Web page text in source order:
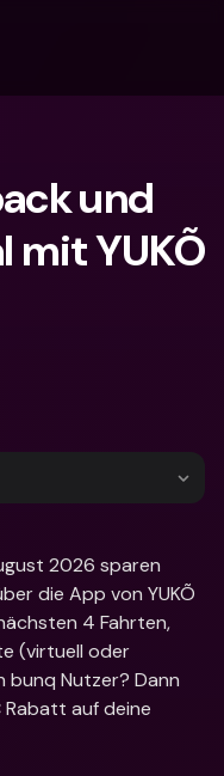
und
mit YUKÕ
2026 sparen
die App von YUKÕ
4 Fahrten,
(virtuell oder
bunq Nutzer? Dann
Rabatt auf deine